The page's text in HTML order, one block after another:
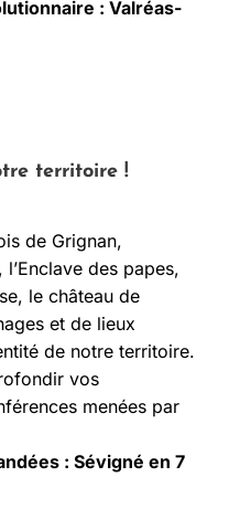
: Valréas-
territoire !
de Grignan,
des papes,
le château de
et de lieux
de notre territoire.
vos
menées par
: Sévigné en 7